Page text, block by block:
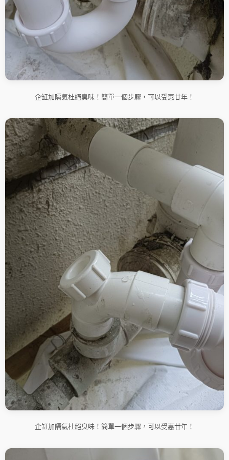
企缸加隔氣杜絕臭味！簡單一個步驟，可以受惠廿年！
企缸加隔氣杜絕臭味！簡單一個步驟，可以受惠廿年！